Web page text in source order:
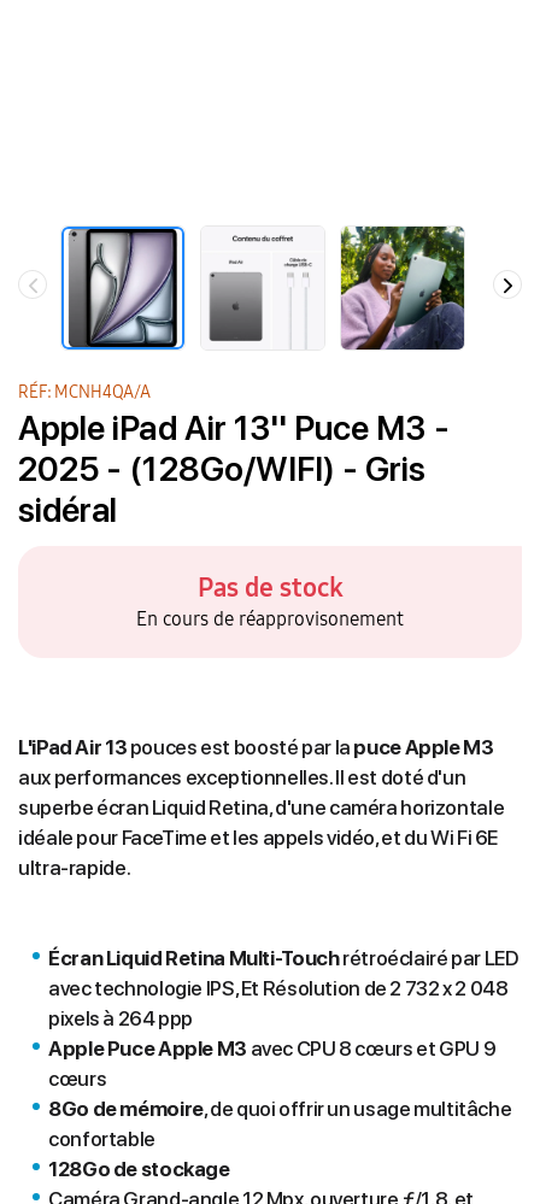
RÉF: MCNH4QA/A
Apple iPad Air 13'' Puce M3 -
2025 - (128Go/WIFI) - Gris
sidéral
Pas de stock
En cours de réapprovisonement
L'iPad Air 13 pouces est boosté par la puce Apple M3
aux performances exceptionnelles. Il est doté d'un
superbe écran Liquid Retina, d'une caméra horizontale
idéale pour FaceTime et les appels vidéo, et du Wi Fi 6E
ultra-rapide.
Écran Liquid Retina Multi‑Touchrétroéclairé par LED
avec technologie IPS, Et Résolution de 2 732 x 2 048
pixels à 264 ppp
Apple Puce Apple M3 avec CPU 8 cœurs et GPU 9
cœurs
8Go de mémoire, de quoi offrir un usage multitâche
confortable
128Go de stockage